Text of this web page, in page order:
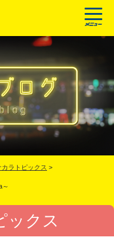
カラトピックス >
～
ックス